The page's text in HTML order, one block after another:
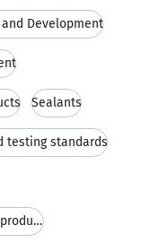
Development
Sealants
testing standards
development of new construction chemical products